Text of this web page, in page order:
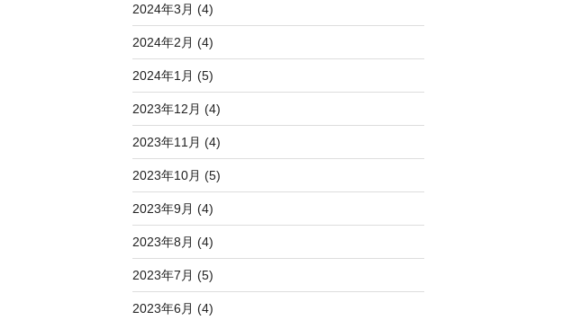
2024年3月 (4)
2024年2月 (4)
2024年1月 (5)
2023年12月 (4)
2023年11月 (4)
2023年10月 (5)
2023年9月 (4)
2023年8月 (4)
2023年7月 (5)
2023年6月 (4)